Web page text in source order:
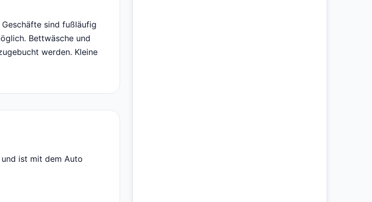
sind fußläufig
Bettwäsche und
werden. Kleine
ist mit dem Auto